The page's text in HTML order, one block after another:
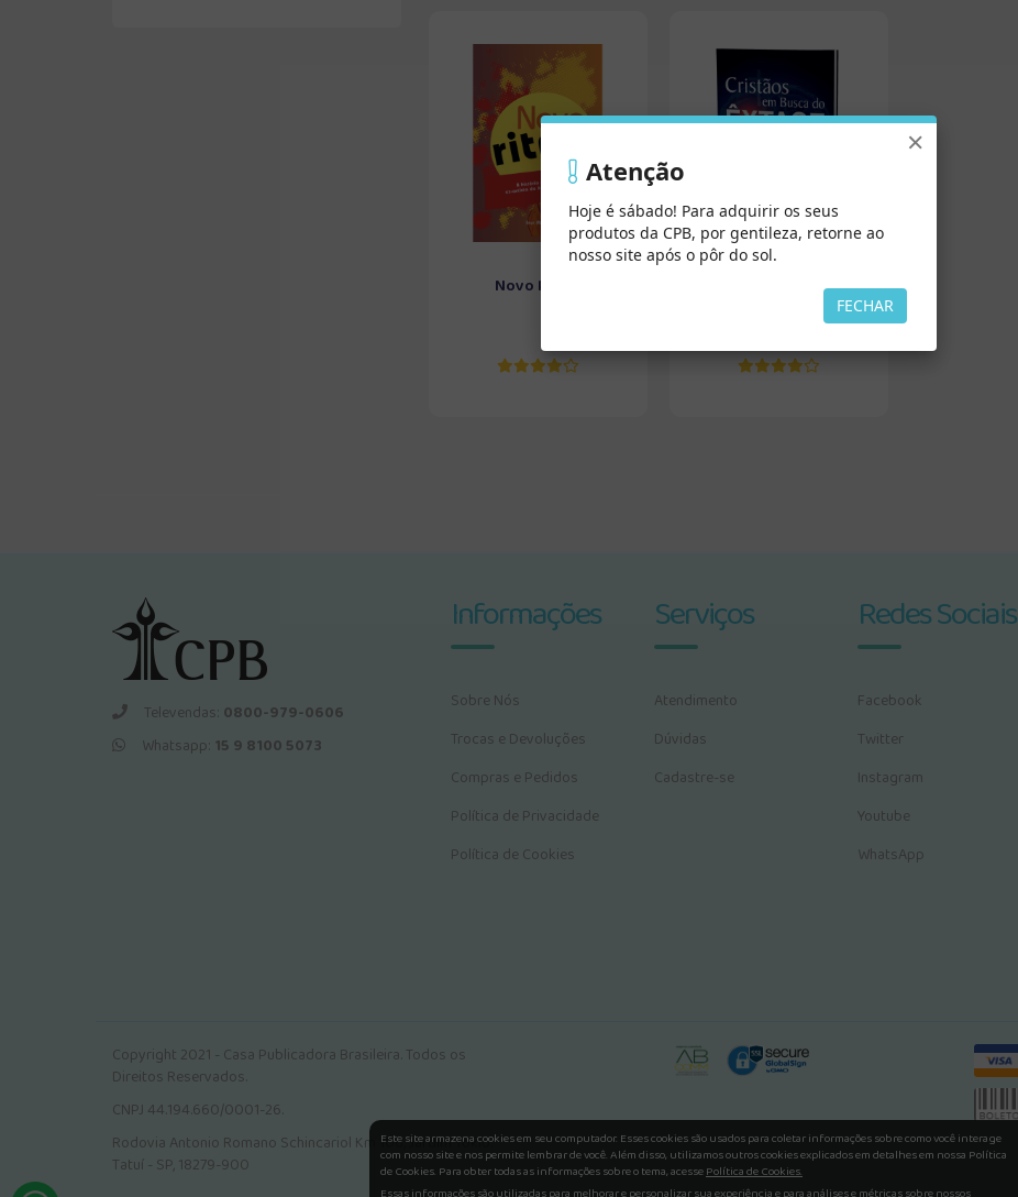
Novo Ritmo
Cristãos em Busca do
Televendas: 0800-979-0606
Whatsapp: 15 9 8100 5073
Informações
Sobre Nós
Trocas e Devoluções
Compras e Pedidos
Política de Privacidade
Política de Cookies
Serviços
Atendimento
Dúvidas
Cadastre-se
Redes Sociais
Facebook
Twitter
Instagram
Youtube
WhatsApp
Copyright 2021 - Casa Publicadora Brasileira. Todos os
Direitos Reservados.
CNPJ 44.194.660/0001-26.
Rodovia Antonio Romano Schincariol Km 106, Jardim Tokio.
Tatuí - SP, 18279-900
Este site armazena cookies em seu computador. Esses cookies são usados para coletar informações sobre como você interage
com nosso site e nos permite lembrar de você. Além disso, utilizamos outros cookies explicados em detalhes em nossa Política
de Cookies. Para obter todas as informações sobre o tema, acessePolítica de Cookies.
×
Atenção
Hoje é sábado! Para adquirir os seus
produtos da CPB, por gentileza, retorne ao
nosso site após o pôr do sol.
FECHAR